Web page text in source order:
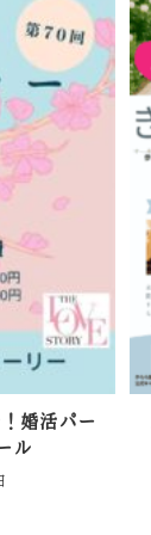
婚活パー
ル